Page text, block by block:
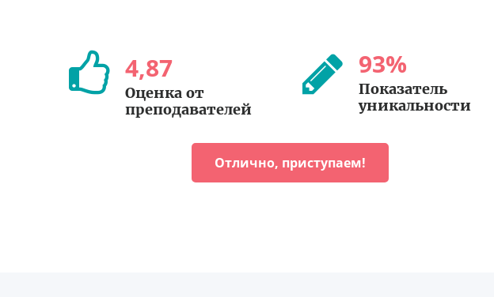
4,87
Оценка от
преподавателей
93%
Показатель
уникальности
Отлично, приступаем!